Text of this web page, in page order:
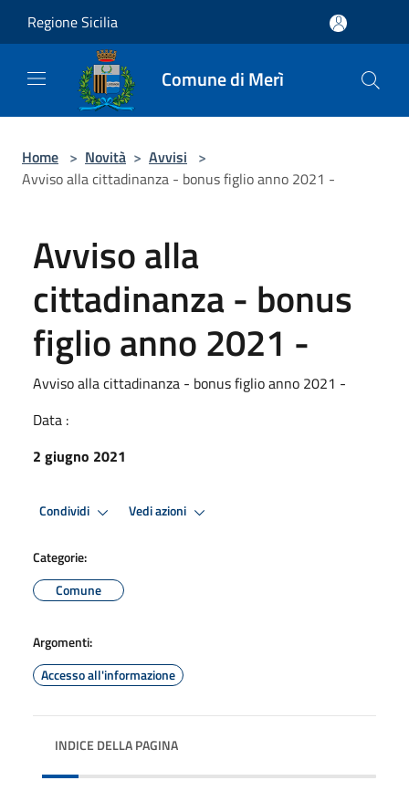
Regione Sicilia
Comune di Merì
Home > Novità > Avvisi >
Avviso alla cittadinanza - bonus figlio anno 2021 -
Avviso alla
cittadinanza - bonus
figlio anno 2021 -
Avviso alla cittadinanza - bonus figlio anno 2021 -
Data :
2 giugno 2021
Condividi Vedi azioni
Categorie:
Comune
Argomenti:
Accesso all'informazione
INDICE DELLA PAGINA